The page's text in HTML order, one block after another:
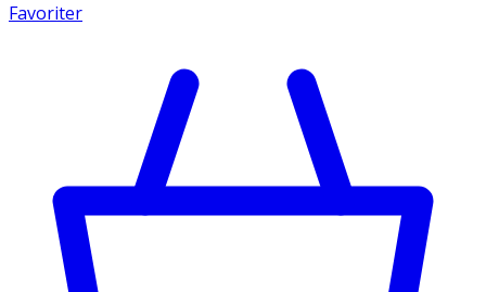
Favoriter